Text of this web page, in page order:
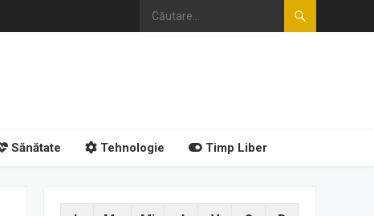
Sănătate Tehnologie Timp Liber